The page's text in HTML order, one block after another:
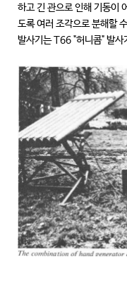
하고 긴 관으로 인해 기동이
도록 여러 조각으로 분해할
발사기는 T66 "허니콤" 발